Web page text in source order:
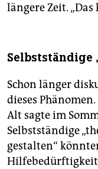
längere Zeit. „Das
Schon länger
dieses
Alt sagte im
Selbstständige
gestalten“
Hilfebedürftigkeit